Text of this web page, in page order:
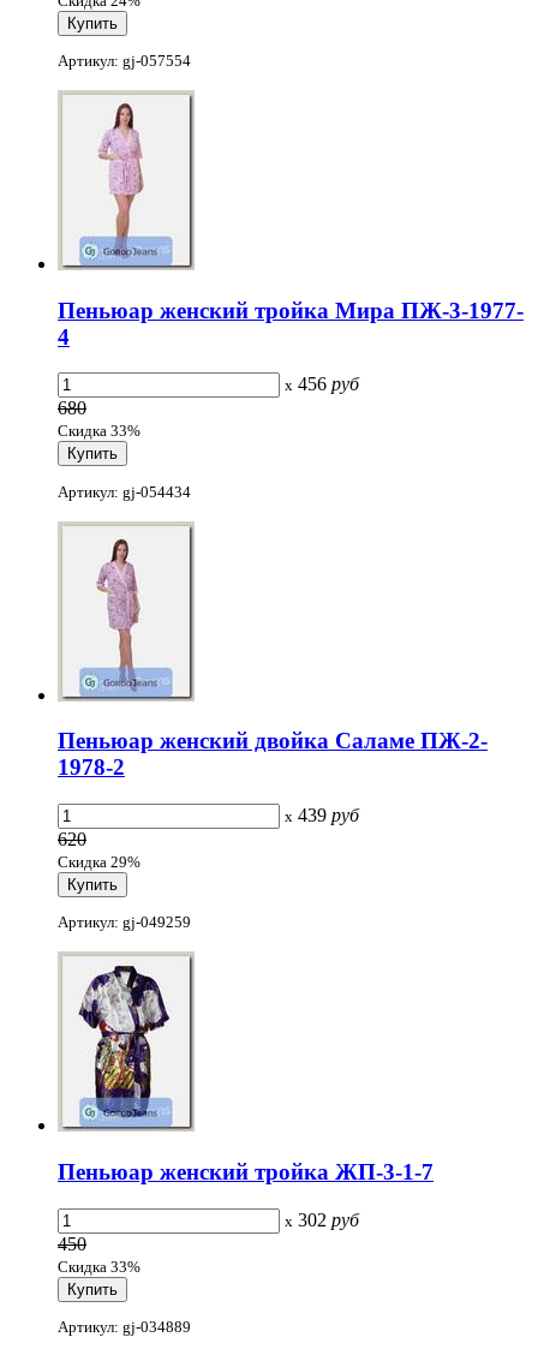
Артикул: gj-057554
Пеньюар женский тройка Мира ПЖ-3-1977-
4
x 456 руб
680
Скидка 33%
Артикул: gj-054434
Пеньюар женский двойка Саламе ПЖ-2-
1978-2
x 439 руб
620
Скидка 29%
Артикул: gj-049259
Пеньюар женский тройка ЖП-3-1-7
x 302 руб
450
Скидка 33%
Артикул: gj-034889